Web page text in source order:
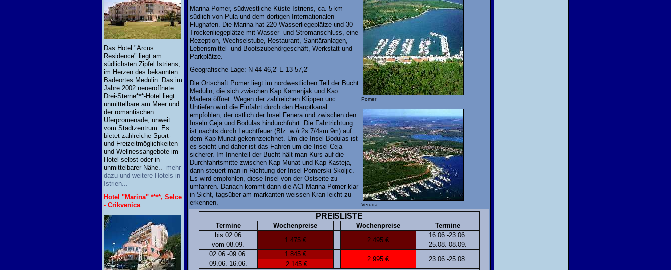
Das Hotel "Arcus
Residence" liegt am
südlichsten Zipfel Istriens,
im Herzen des bekannten
Badeortes Medulin. Das im
Jahre 2002 neueröffnete
Drei-Sterne***-Hotel liegt
unmittelbare am Meer und
der romantischen
Uferpromenade, unweit
vom Stadtzentrum. Es
bietet zahlreiche Sport-
und Freizeitmöglichkeiten
und Wellnessangebote im
Hotel selbst oder in
unmittelbarer Nähe.. mehr
dazu und weitere Hotels in
Istrien...
Hotel "Marina" ****, Selce
- Crikvenica
Marina Pomer, südwestliche Küste Istriens, ca. 5 km
südlich von Pula und dem dortigen Internationalen
Flughafen. Die Marina hat 220 Wasserliegeplätze und 30
Trockenliegeplätze mit Wasser- und Stromanschluss, eine
Rezeption, Wechselstube, Restaurant, Sanitäranlagen,
Lebensmittel- und Bootszubehörgeschäft, Werkstatt und
Parkplätze.
Geografische Lage: N 44 46,2' E 13 57,2'
Die Ortschaft Pomer liegt im nordwestlichen Teil der Bucht
Medulin, die sich zwischen Kap Kamenjak und Kap
Marlera öffnet. Wegen der zahlreichen Klippen und
Untiefen wird die Einfahrt durch den Hauptkanal
empfohlen, der östlich der Insel Fenera und zwischen den
Inseln Ceja und Bodulas hindurchführt. Die Fahrtrichtung
ist nachts durch Leuchtfeuer (Blz. w./r.2s 7/4sm 9m) auf
dem Kap Munat gekennzeichnet. Um die Insel Bodulas ist
es seicht und daher ist das Fahren um die Insel Ceja
sicherer. Im Innenteil der Bucht hält man Kurs auf die
Durchfahrtsmitte zwischen Kap Munat und Kap Kasteja,
dann steuert man in Richtung der Insel Pomerski Skoljic.
Es wird empfohlen, diese Insel von der Ostseite zu
umfahren. Danach kommt dann die ACI Marina Pomer klar
in Sicht, tagsüber am markanten weissen Kran leicht zu
erkennen.
Pomer
Veruda
PREISLISTE
Termine Wochenpreise Wochenpreise
Termine
bis 02.06.
1.475 € 2.495 €
16.06.-23.06.
vom 08.09.
25.08.-08.09.
02.06.-09.06.
1.845 €
2.995 € 23.06.-25.08.
09.06.-16.06.
2.145 €